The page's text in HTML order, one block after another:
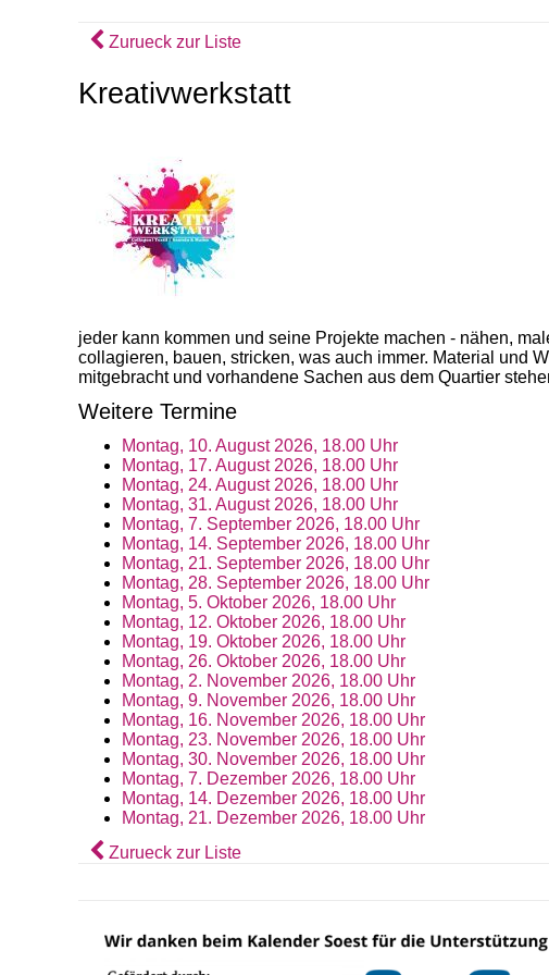
Zurueck zur Liste
Kreativwerkstatt
jeder kann kommen und seine Projekte machen - nähen,
collagieren, bauen, stricken, was auch immer. Material und
mitgebracht und vorhandene Sachen aus dem Quartier
Weitere Termine
Montag, 10. August 2026, 18.00 Uhr
Montag, 17. August 2026, 18.00 Uhr
Montag, 24. August 2026, 18.00 Uhr
Montag, 31. August 2026, 18.00 Uhr
Montag, 7. September 2026, 18.00 Uhr
Montag, 14. September 2026, 18.00 Uhr
Montag, 21. September 2026, 18.00 Uhr
Montag, 28. September 2026, 18.00 Uhr
Montag, 5. Oktober 2026, 18.00 Uhr
Montag, 12. Oktober 2026, 18.00 Uhr
Montag, 19. Oktober 2026, 18.00 Uhr
Montag, 26. Oktober 2026, 18.00 Uhr
Montag, 2. November 2026, 18.00 Uhr
Montag, 9. November 2026, 18.00 Uhr
Montag, 16. November 2026, 18.00 Uhr
Montag, 23. November 2026, 18.00 Uhr
Montag, 30. November 2026, 18.00 Uhr
Montag, 7. Dezember 2026, 18.00 Uhr
Montag, 14. Dezember 2026, 18.00 Uhr
Montag, 21. Dezember 2026, 18.00 Uhr
Zurueck zur Liste